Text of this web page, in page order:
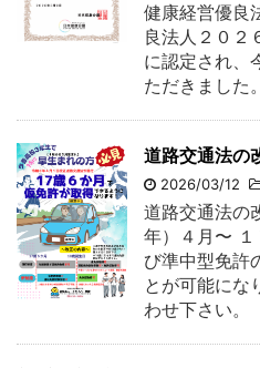
健康経営優良
良法人２０２
に認定され、
ただきました
道路交通法の
2026/03/12
道路交通法の
年）４月〜
び準中型免許
とが可能にな
わせ下さい。